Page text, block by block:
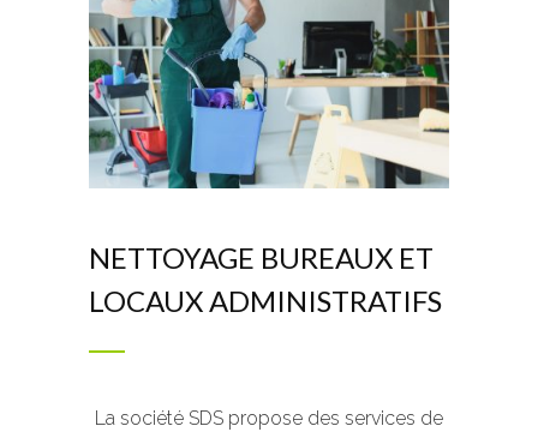
NETTOYAGE BUREAUX ET
LOCAUX ADMINISTRATIFS
La société SDS propose des services de